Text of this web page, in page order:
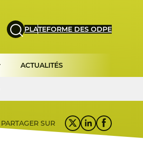
PLATEFORME DES ODPE
ACTUALITÉS
PARTAGER SUR